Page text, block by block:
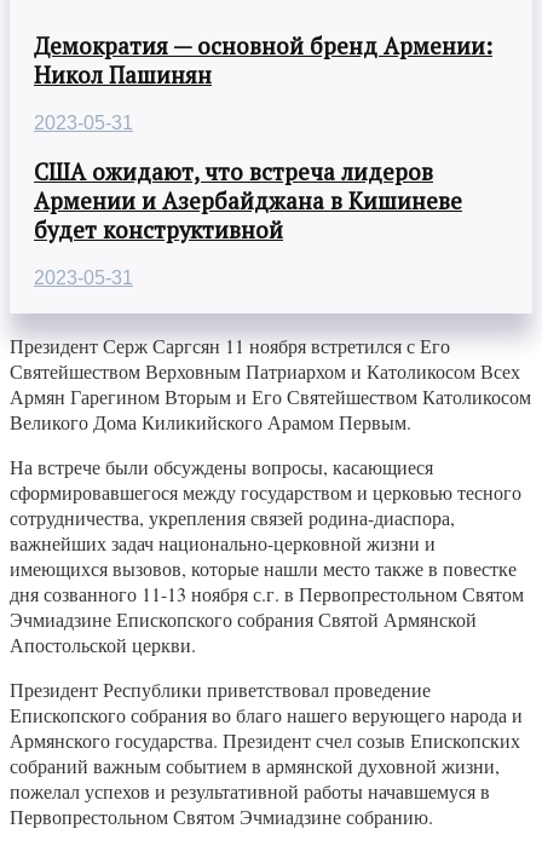
Демократия — основной бренд Армении:
Никол Пашинян
2023-05-31
США ожидают, что встреча лидеров
Армении и Азербайджана в Кишиневе
будет конструктивной
2023-05-31
Президент Серж Саргсян 11 ноября встретился с Его
Святейшеством Верховным Патриархом и Католикосом Всех
Армян Гарегином Вторым и Его Святейшеством Католикосом
Великого Дома Киликийского Арамом Первым.
На встрече были обсуждены вопросы, касающиеся
сформировавшегося между государством и церковью тесного
сотрудничества, укрепления связей родина-диаспора,
важнейших задач национально-церковной жизни и
имеющихся вызовов, которые нашли место также в повестке
дня созванного 11-13 ноября с.г. в Первопрестольном Святом
Эчмиадзине Епископского собрания Святой Армянской
Апостольской церкви.
Президент Республики приветствовал проведение
Епископского собрания во благо нашего верующего народа и
Армянского государства. Президент счел созыв Епископских
собраний важным событием в армянской духовной жизни,
пожелал успехов и результативной работы начавшемуся в
Первопрестольном Святом Эчмиадзине собранию.